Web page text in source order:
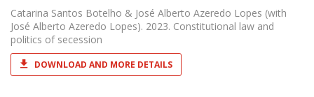
Catarina Santos Botelho & José Alberto Azeredo Lopes (with
José Alberto Azeredo Lopes). 2023. Constitutional law and
politics of secession
DOWNLOAD AND MORE DETAILS